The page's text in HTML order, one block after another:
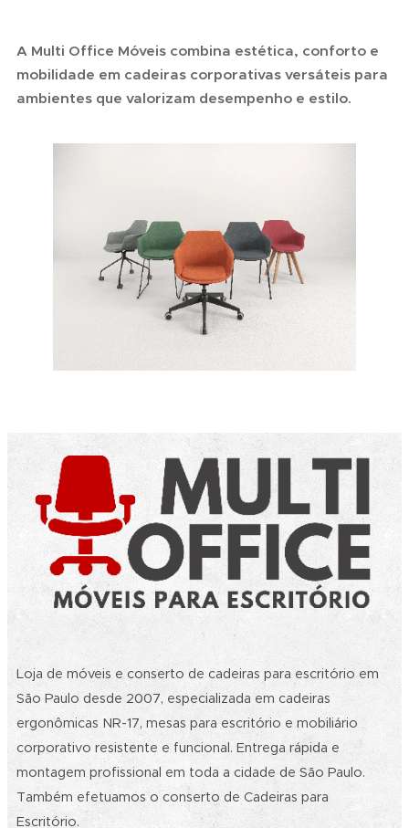
A Multi Office Móveis combina estética, conforto e
mobilidade em cadeiras corporativas versáteis para
ambientes que valorizam desempenho e estilo.
Loja de móveis e conserto de cadeiras para escritório em
São Paulo desde 2007, especializada em cadeiras
ergonômicas NR-17, mesas para escritório e mobiliário
corporativo resistente e funcional. Entrega rápida e
montagem profissional em toda a cidade de São Paulo.
Também efetuamos o conserto de Cadeiras para
Escritório.